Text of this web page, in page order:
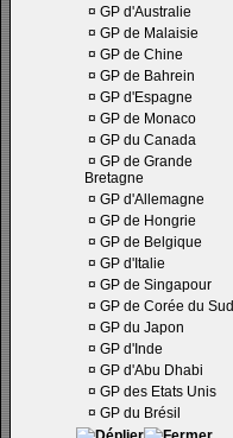
¤ GP d'Australie
¤ GP de Malaisie
¤ GP de Chine
¤ GP de Bahrein
¤ GP d'Espagne
¤ GP de Monaco
¤ GP du Canada
¤ GP de Grande
Bretagne
¤ GP d'Allemagne
¤ GP de Hongrie
¤ GP de Belgique
¤ GP d'Italie
¤ GP de Singapour
¤ GP de Corée du Sud
¤ GP du Japon
¤ GP d'Inde
¤ GP d'Abu Dhabi
¤ GP des Etats Unis
¤ GP du Brésil